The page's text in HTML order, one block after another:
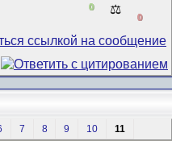
0 ⚖️
0
7 8 9 10 11